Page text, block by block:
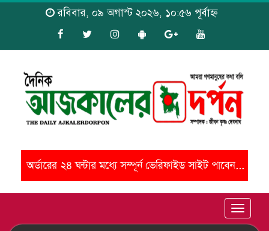
রবিবার, ০৯ অগাস্ট ২০২৬, ১০:৫৬ পূর্বাহ্ন
Toggle